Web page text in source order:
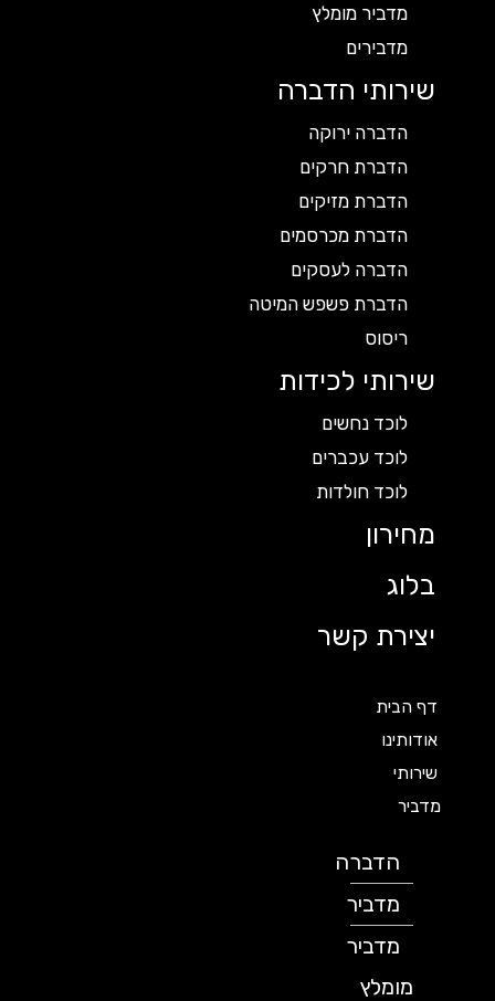
מדביר מומלץ
מדבירים
שירותי הדברה
הדברה ירוקה
הדברת חרקים
הדברת מזיקים
הדברת מכרסמים
הדברה לעסקים
הדברת פשפש המיטה
ריסוס
שירותי לכידות
לוכד נחשים
לוכד עכברים
לוכד חולדות
מחירון
בלוג
יצירת קשר
דף הבית
אודותינו
שירותי
מדביר
הדברה
מדביר
מדביר
מומלץ